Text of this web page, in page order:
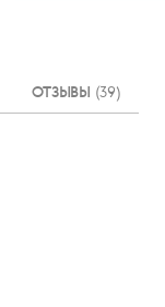
ОТЗЫВЫ (39)